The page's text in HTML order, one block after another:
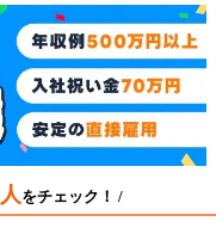
をチェック！ /